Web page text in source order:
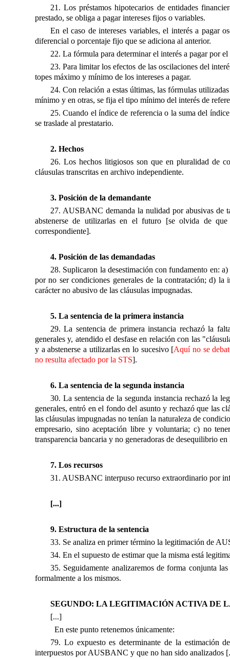
21. Los préstamos hipotecarios de entidades
prestado, se obliga a pagar intereses fijos o variables.
En el caso de intereses variables, el interés a pagar
diferencial o porcentaje fijo que se adiciona al anterior.
22. La fórmula para determinar el interés a pagar por
23. Para limitar los efectos de las oscilaciones del
topes máximo y mínimo de los intereses a pagar.
24. Con relación a estas últimas, las fórmulas
mínimo y en otras, se fija el tipo mínimo del interés de
25. Cuando el índice de referencia o la suma del
se traslade al prestatario.
2. Hechos
26. Los hechos litigiosos son que en pluralidad de
cláusulas transcritas en archivo independiente.
3. Posición de la demandante
27. AUSBANC demanda la nulidad por abusivas de
abstenerse de utilizarlas en el futuro [se olvida de
correspondiente].
4. Posición de las demandadas
28. Suplicaron la desestimación con fundamento en:
por no ser condiciones generales de la contratación; d)
carácter no abusivo de las cláusulas impugnadas.
5. La sentencia de la primera instancia
29. La sentencia de primera instancia rechazó la
generales y, atendido el desfase en relación con las
y a abstenerse a utilizarlas en lo sucesivo [Aquí no se
no resulta afectado por la STS].
6. La sentencia de la segunda instancia
30. La sentencia de la segunda instancia rechazó la
generales, entró en el fondo del asunto y rechazó que las
las cláusulas impugnadas no tenían la naturaleza de
empresario, sino aceptación libre y voluntaria; c) no
transparencia bancaria y no generadoras de desequilibrio
7. Los recursos
31. AUSBANC interpuso recurso extraordinario por
[...]
9. Estructura de la sentencia
33. Se analiza en primer término la legitimación de
34. En el supuesto de estimar que la misma está
35. Seguidamente analizaremos de forma conjunta
formalmente a los mismos.
SEGUNDO: LA LEGITIMACIÓN ACTIVA DE
[...]
En este punto retenemos únicamente:
79. Lo expuesto es determinante de la estimación
interpuestos por AUSBANC y que no han sido analizados